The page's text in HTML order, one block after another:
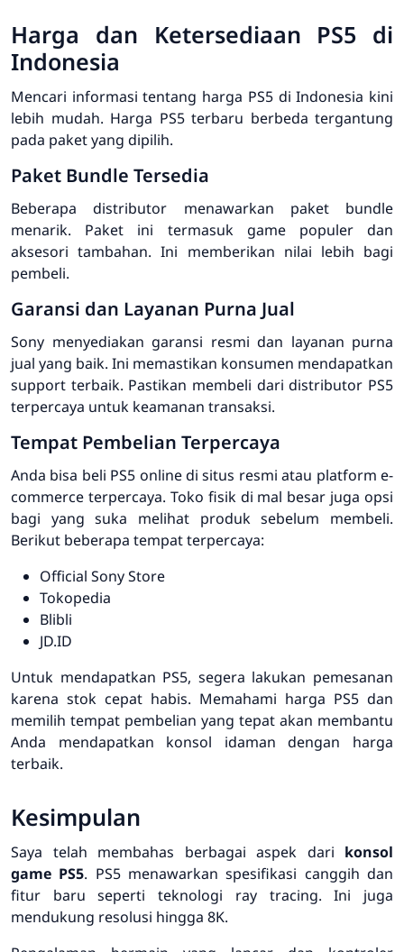
Harga dan Ketersediaan PS5 di
Indonesia
Mencari informasi tentang harga PS5di Indonesia kini
lebih mudah. Harga PS5 terbaru berbeda tergantung
pada paket yang dipilih.
Paket Bundle Tersedia
Beberapa distributor menawarkan paket bundle
menarik. Paket ini termasuk game populer dan
aksesori tambahan. Ini memberikan nilai lebih bagi
pembeli.
Garansi dan Layanan Purna Jual
Sony menyediakan garansi resmi dan layanan purna
jual yang baik. Ini memastikan konsumen mendapatkan
support terbaik. Pastikan membeli daridistributor PS5
terpercaya untuk keamanan transaksi.
Tempat Pembelian Terpercaya
Anda bisa beli PS5 onlinedi situs resmi atau platform e-
commerce terpercaya. Toko fisik di mal besar juga opsi
bagi yang suka melihat produk sebelum membeli.
Berikut beberapa tempat terpercaya:
Official Sony Store
Tokopedia
Blibli
JD.ID
Untuk mendapatkan PS5, segera lakukan pemesanan
karena stok cepat habis. Memahami harga PS5 dan
memilih tempat pembelian yang tepat akan membantu
Anda mendapatkan konsol idaman dengan harga
terbaik.
Kesimpulan
Saya telah membahas berbagai aspek dari konsol
game PS5. PS5 menawarkan spesifikasi canggih dan
fitur baru seperti teknologi ray tracing. Ini juga
mendukung resolusi hingga 8K.